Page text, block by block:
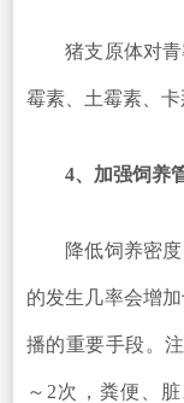
猪支原体对青
霉素、土霉素、卡
4、加强饲
降低饲养密度
的发生几率会增
播的重要手段。
～2次，粪便、